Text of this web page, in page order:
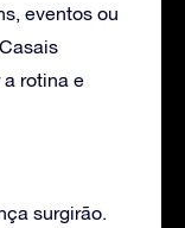
eventos ou
rotina e
surgirão.